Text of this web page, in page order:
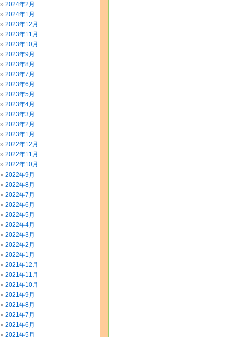
2024年2月
2024年1月
2023年12月
2023年11月
2023年10月
2023年9月
2023年8月
2023年7月
2023年6月
2023年5月
2023年4月
2023年3月
2023年2月
2023年1月
2022年12月
2022年11月
2022年10月
2022年9月
2022年8月
2022年7月
2022年6月
2022年5月
2022年4月
2022年3月
2022年2月
2022年1月
2021年12月
2021年11月
2021年10月
2021年9月
2021年8月
2021年7月
2021年6月
2021年5月